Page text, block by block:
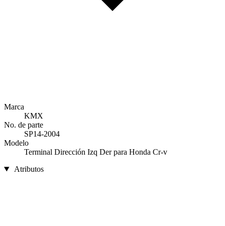
Marca
KMX
No. de parte
SP14-2004
Modelo
Terminal Dirección Izq Der para Honda Cr-v
Atributos